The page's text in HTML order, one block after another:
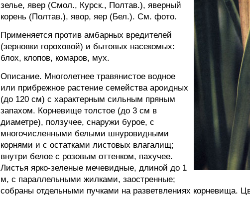
зелье, явер (Смол., Курск., Полтав.), яверный
корень (Полтав.), явор, яер (Бел.). См. фото.
Применяется против амбарных вредителей
(зерновки гороховой) и бытовых насекомых:
блох, клопов, комаров, мух.
Описание. Многолетнее травянистое водное
или прибрежное растение семейства ароидных
(до 120 см) с характерным сильным пряным
запахом. Корневище толстое (до 3 см в
диаметре), ползучее, снаружи бурое, с
многочисленными белыми шнуровидными
корнями и с остатками листовых влагалищ;
внутри белое с розовым оттенком, пахучее.
Листья ярко-зеленые мечевидные, длиной до 1
м, с параллельными жилками, заостренные;
собраны отдельными пучками на разветвлениях корневища.